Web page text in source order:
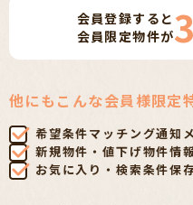
会員登録すると
会員限定物件が
他にもこんな会員様限定
希望条件マッチング通知
新規物件・値下げ物件情
お気に入り・検索条件保